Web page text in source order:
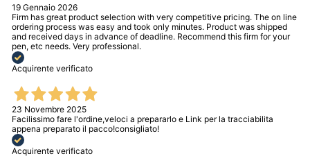
19 Gennaio 2026
Firm has great product selection with very competitive pricing. The on line
ordering process was easy and took only minutes. Product was shipped
and received days in advance of deadline. Recommend this firm for your
pen, etc needs. Very professional.
Acquirente verificato
23 Novembre 2025
Facilissimo fare l'ordine,veloci a prepararlo e Link per la tracciabilita
appena preparato il pacco!consigliato!
Acquirente verificato